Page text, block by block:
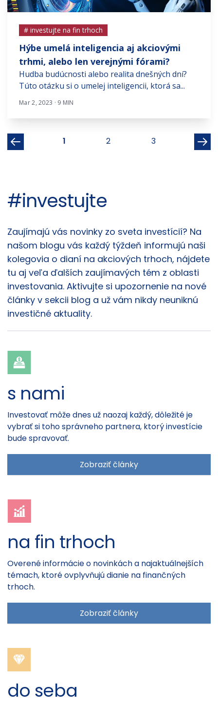
# investujte na fin trhoch
Hýbe umelá inteligencia aj akciovými
trhmi, alebo len verejnými fórami?
Hudba budúcnosti alebo realita dnešných dní?
Túto otázku si o umelej inteligencii, ktorá sa...
Mar 2, 2023 · 9 MIN
1 2 3
#investujte
Články
Zaujímajú vás novinky zo sveta investícií? Na
našom blogu vás každý týždeň informujú naši
kolegovia o dianí na akciových trhoch, nájdete
tu aj veľa ďalších zaujímavých tém z oblasti
investovania. Aktivujte si upozornenie na nové
články v sekcii blog a už vám nikdy neuniknú
investičné aktuality.
s nami
Investovať môže dnes už naozaj každý, dôležité je
vybrať si toho správneho partnera, ktorý investície
bude spravovať.
Zobraziť články
na fin trhoch
Overené informácie o novinkách a najaktuálnejších
témach, ktoré ovplyvňujú dianie na finančných
trhoch.
Zobraziť články
do seba